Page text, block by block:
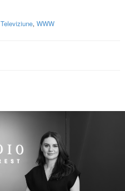
Televiziune, WWW